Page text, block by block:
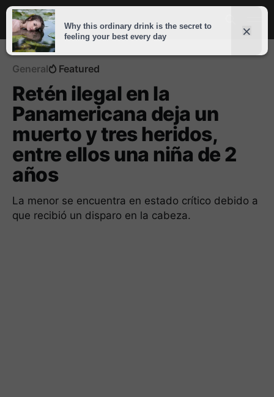
General Featured
Retén ilegal en la
Panamericana deja un
muerto y tres heridos,
entre ellos una niña de 2
años
La menor se encuentra en estado crítico debido a
que recibió un disparo en la cabeza.